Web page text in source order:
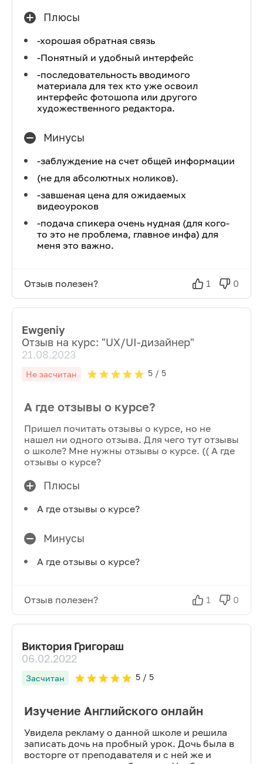
Плюсы
-хорошая обратная связь
-Понятный и удобный интерфейс
-последовательность вводимого
материала для тех кто уже освоил
интерфейс фотошопа или другого
художественного редактора.
Минусы
-заблуждение на счет общей информации
(не для абсолютных ноликов).
-завшеная цена для ожидаемых
видеоуроков
-подача спикера очень нудная (для кого-
то это не проблема, главное инфа) для
меня это важно.
Отзыв полезен? 1 0
Ewgeniy
Отзыв на курс: "UX/UI-дизайнер"
21.08.2023
Не засчитан 5/ 5
А где отзывы о курсе?
Пришел почитать отзывы о курсе, но не
нашел ни одного отзыва. Для чего тут отзывы
о школе? Мне нужны отзывы о курсе. (( А где
отзывы о курсе?
Плюсы
А где отзывы о курсе?
Минусы
А где отзывы о курсе?
Отзыв полезен? 1 0
Виктория Григораш
06.02.2022
Засчитан 5/ 5
Изучение Английского онлайн
Увидела рекламу о данной школе и решила
записать дочь на пробный урок. Дочь была в
восторге от преподавателя и с ней же и